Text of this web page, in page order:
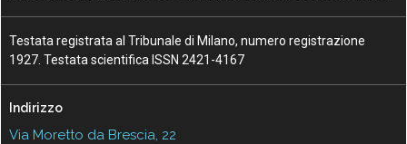
Testata registrata al Tribunale di Milano, numero registrazione
1927. Testata scientifica ISSN 2421-4167
Indirizzo
Via Moretto da Brescia, 22